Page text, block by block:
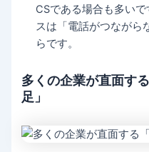
CSである場合も多い
スは「電話がつながら
らです。
多くの企業が直面す
足」